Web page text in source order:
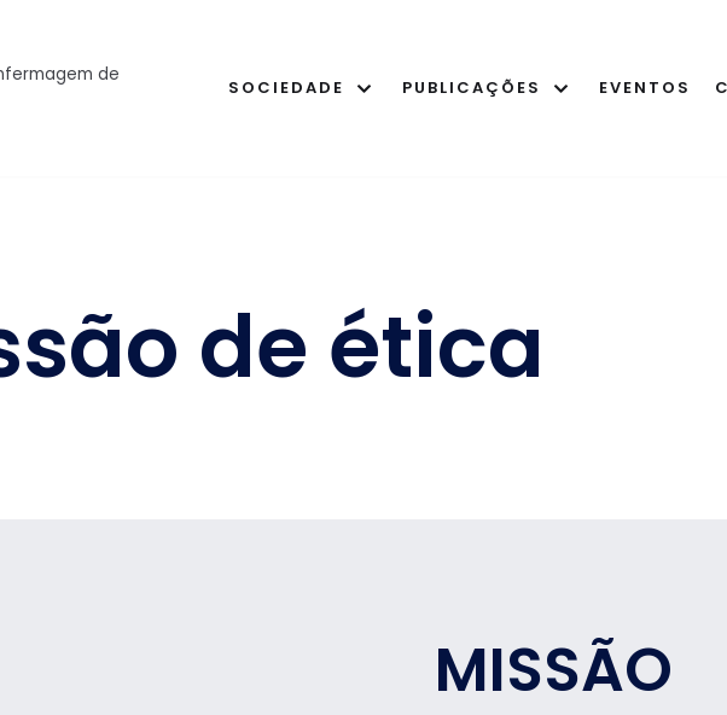
de
SOCIEDADE PUBLICAÇÕES EVENTOS
de ética
MISSÃO